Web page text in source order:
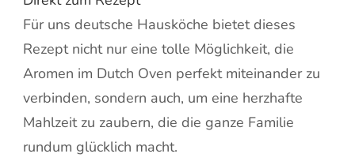
Für uns deutsche Hausköche bietet dieses
Rezept nicht nur eine tolle Möglichkeit, die
Aromen im Dutch Oven perfekt miteinander zu
verbinden, sondern auch, um eine herzhafte
Mahlzeit zu zaubern, die die ganze Familie
rundum glücklich macht.